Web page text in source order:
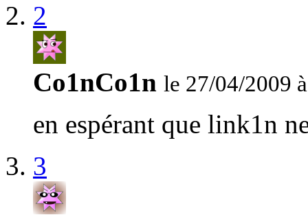
2
Co1nCo1n le 27/04/2009
en espérant que link1n
3